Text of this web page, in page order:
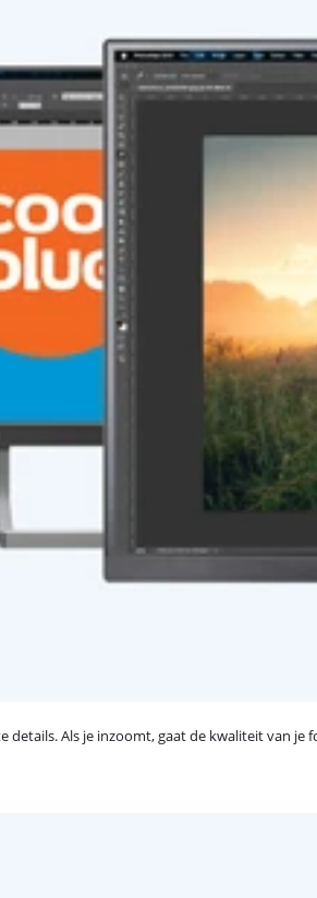
Als je inzoomt, gaat de kwaliteit van je